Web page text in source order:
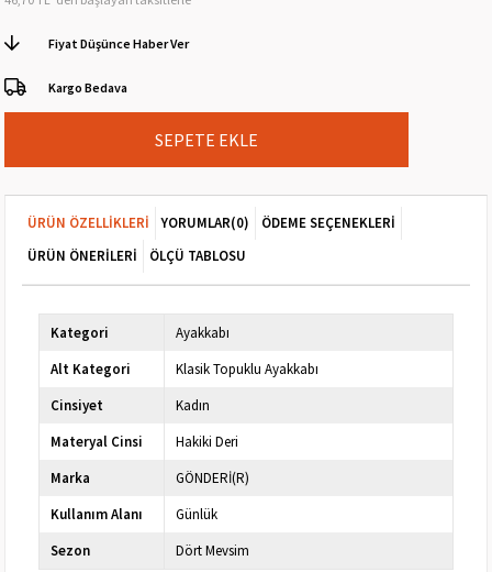
Fiyat Düşünce Haber Ver
Kargo Bedava
ÜRÜN ÖZELLIKLERI YORUMLAR(0)
ÖDEME SEÇENEKLERI
ÜRÜN ÖNERILERI
ÖLÇÜ TABLOSU
Kategori
Ayakkabı
Alt Kategori
Klasik Topuklu Ayakkabı
Cinsiyet
Kadın
Materyal Cinsi
Hakiki Deri
Marka
GÖNDERİ(R)
Kullanım Alanı
Günlük
Sezon
Dört Mevsim